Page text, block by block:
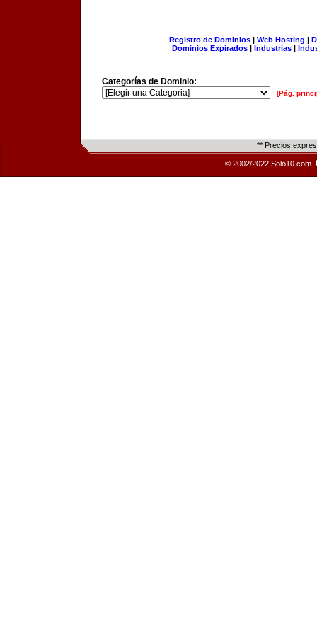
Registro de Dominios| Web Hosting |
Dominios Expirados | Industrias |
Categorías de Dominio:
[Pág.
** Precios
© 2002/2022 Solo10.com